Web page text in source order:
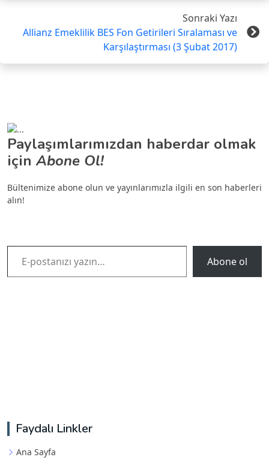
Sonraki Yazı
Allianz Emeklilik BES Fon Getirileri Sıralaması ve
Karşılaştırması (3 Şubat 2017)
Paylaşımlarımızdan haberdar olmak
için Abone Ol!
Bültenimize abone olun ve yayınlarımızla ilgili en son haberleri
alın!
E-postanızı yazın…
Abone ol
Faydalı Linkler
Ana Sayfa